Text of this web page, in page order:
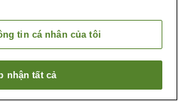
Giặt ủi có phí
trống
tin cá nhân của tôi
nhận tất cả